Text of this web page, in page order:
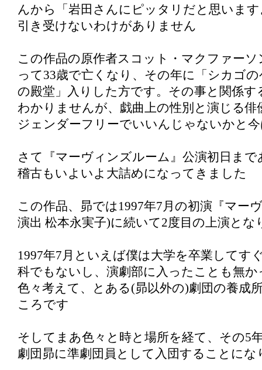
んから「岩田さんにピッタリだと思いま
引き受けないわけがありません
この作品の原作者スコット・マクファー
って33歳で亡くなり、その年に「シカゴ
の殿堂」入りした方です。その事と関係
わかりませんが、戯曲上の性別と演じる俳
ジェンダーフリーでいいんじゃないかと
さて『マーヴィンズルーム』公演初日まで
稽古もいよいよ大詰めになってきました
この作品、昴では1997年7月の初演『マー
演出 松本永実子)に続いて2度目の上演とな
1997年7月といえば僕は大学を卒業してす
科でもないし、演劇部に入ったことも無
色々考えて、とある(昴以外の)劇団の養成
ころです
そしてまあ色々と時と場所を経て、その5
劇団昴に準劇団員として入団することにな